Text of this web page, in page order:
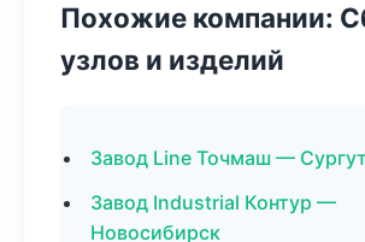
Похожие компании:
узлов и изделий
Завод Line Точмаш — Сургут
Завод Industrial Контур —
Новосибирск